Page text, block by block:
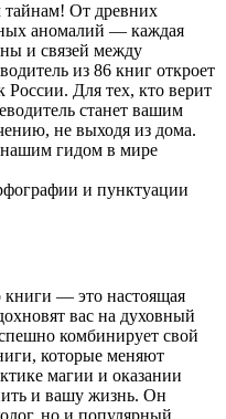
тайнам! От древних
аномалий — каждая
и связей между
из 86 книг откроет
России. Для тех, кто верит
станет вашим
не выходя из дома.
нашим гидом в мире
и пунктуации
— это настоящая
вас на духовный
комбинирует свой
которые меняют
магии и оказании
и вашу жизнь. Он
но и популярный